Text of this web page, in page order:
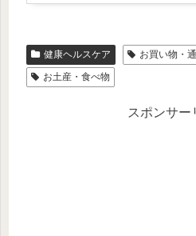
健康ヘルスケア お買い物・
お土産・食べ物
スポンサー